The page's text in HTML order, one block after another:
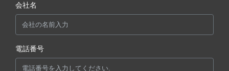
会社名
電話番号